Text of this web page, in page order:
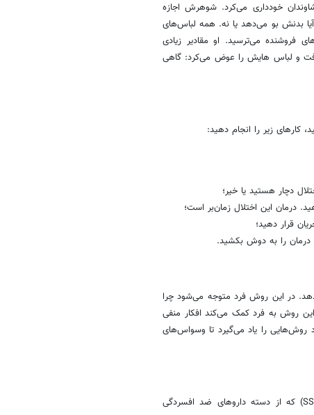
خودداری می‌کرد. شوهرش اجازه
بدنش بو می‌دهد یا نه. همه لباس‌های
فروشنده می‌ترسید. او مقادیر زیادی
و لباس هایش را عوض می‌کرد: گاهی
کارهای زیر را انجام دهید:
دچار هستید یا خیر؛
درمان این اختلال زمان‌بر است؛
قرار دهید؛
درمان را به دوش بکشید.
دهد. در این روش فرد متوجه می‌شود چرا
این روش به فرد کمک می‌کند افکار منفی
روش‌هایی را یاد می‌گیرد تا وسواس‌های
شواهد نشان می‌دهد داروهایی از دسته مهارکننده بازجذب سروتونین (SSRI) که از دسته داروهای ضد افسردگی